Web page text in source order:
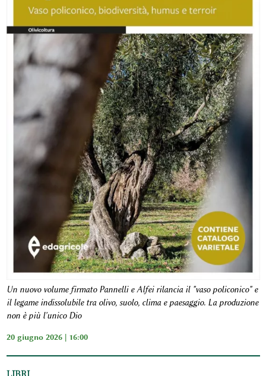
Un nuovo volume firmato Pannelli e Alfei rilancia il "vaso policonico" e
il legame indissolubile tra olivo, suolo, clima e paesaggio. La produzione
non è più l'unico Dio
20 giugno 2026 | 16:00